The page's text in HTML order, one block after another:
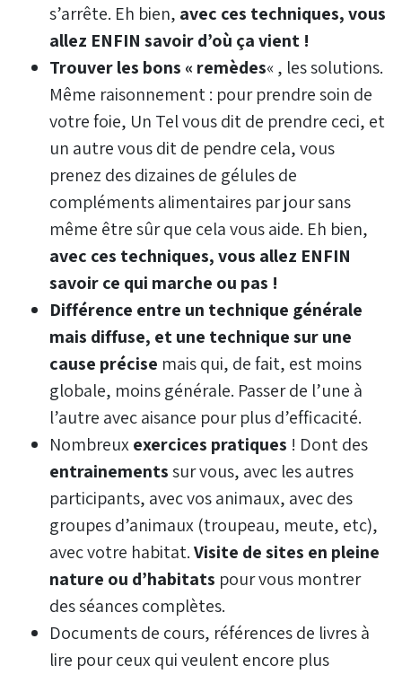
s’arrête. Eh bien, avec ces techniques, vous
allez ENFIN savoir d’où ça vient !
Trouver les bons « remèdes« , les solutions.
Même raisonnement : pour prendre soin de
votre foie, Un Tel vous dit de prendre ceci, et
un autre vous dit de pendre cela, vous
prenez des dizaines de gélules de
compléments alimentaires par jour sans
même être sûr que cela vous aide. Eh bien,
avec ces techniques, vous allez ENFIN
savoir ce qui marche ou pas !
Différence entre un technique générale
mais diffuse, et une technique sur une
cause précise mais qui, de fait, est moins
globale, moins générale. Passer de l’une à
l’autre avec aisance pour plus d’efficacité.
Nombreuxexercices pratiques ! Dont des
entrainementssur vous, avec les autres
participants, avec vos animaux, avec des
groupes d’animaux (troupeau, meute, etc),
avec votre habitat.Visite de sites en pleine
nature ou d’habitats pour vous montrer
des séances complètes.
Documents de cours, références de livres à
lire pour ceux qui veulent encore plus